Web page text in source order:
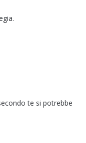
te si potrebbe